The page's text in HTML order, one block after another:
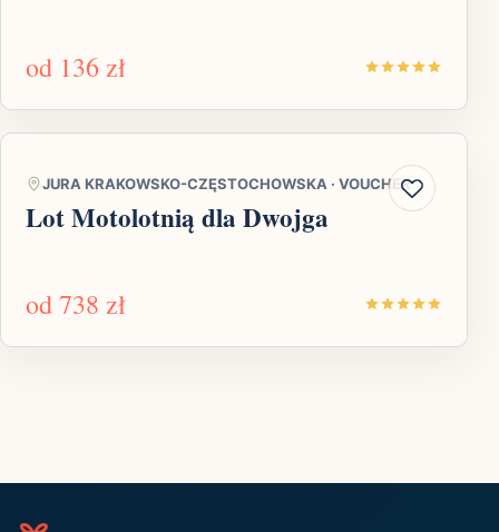
od 136 zł
JURA KRAKOWSKO-CZĘSTOCHOWSKA · VOUCHER
Lot Motolotnią dla Dwojga
od738 zł